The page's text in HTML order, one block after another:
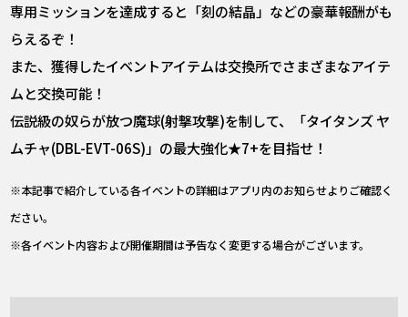
専用ミッションを達成すると「刻の結晶」などの豪華報酬がも
らえるぞ！
また、獲得したイベントアイテムは交換所でさまざまなアイテ
ムと交換可能！
伝説級の奴らが放つ魔球(射撃攻撃)を制して、「タイタンズ ヤ
ムチャ(DBL-EVT-06S)」の最大強化★7+を目指せ！
※本記事で紹介している各イベントの詳細はアプリ内のお知らせよりご確認く
ださい。
※各イベント内容および開催期間は予告なく変更する場合がございます。